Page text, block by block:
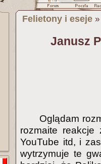
Felietony i eseje
Janusz
Oglądam
rozmaite
YouTube itd, i
wytrzymuje te